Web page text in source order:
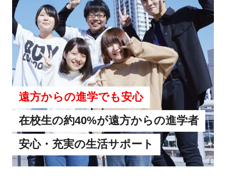
遠方からの進学でも安心
在校生の約40%が遠方からの進学者
安心・充実の生活サポート